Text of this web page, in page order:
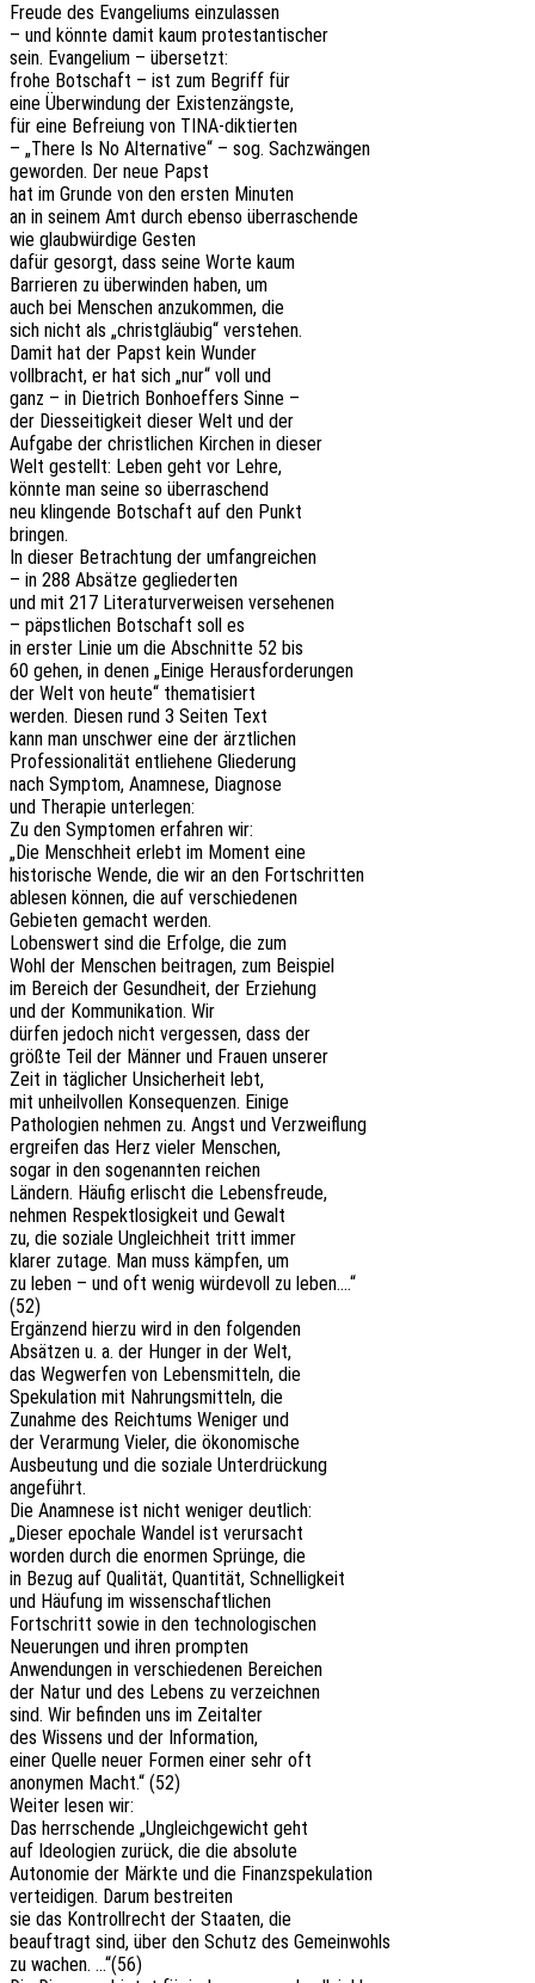
Freude des Evan­ge­li­ums einzulassen
– und könnte damit kaum protestantischer
sein. Evan­ge­li­um – übersetzt:
frohe Botschaft – ist zum Begriff für
eine Über­win­dung der Existenzängste,
für eine Befrei­ung von TINA-diktierten
– „There Is No Alter­na­ti­ve“ – sog. Sachzwängen
gewor­den. Der neue Papst
hat im Grunde von den ersten Minuten
an in seinem Amt durch ebenso überraschende
wie glaub­wür­di­ge Gesten
dafür gesorgt, dass seine Worte kaum
Barrie­ren zu über­win­den haben, um
auch bei Menschen anzu­kom­men, die
sich nicht als „christ­gläu­big“ verstehen.
Damit hat der Papst kein Wunder
voll­bracht, er hat sich „nur“ voll und
ganz – in Diet­rich Bonhoef­fers Sinne –
der Dies­sei­tig­keit dieser Welt und der
Aufga­be der christ­li­chen Kirchen in dieser
Welt gestellt: Leben geht vor Lehre,
könnte man seine so überraschend
neu klin­gen­de Botschaft auf den Punkt
bringen.
In dieser Betrach­tung der umfangreichen
– in 288 Absät­ze gegliederten
und mit 217 Lite­ra­tur­ver­wei­sen versehenen
– päpst­li­chen Botschaft soll es
in erster Linie um die Abschnit­te 52 bis
60 gehen, in denen „Einige Herausforderungen
der Welt von heute“ thematisiert
werden. Diesen rund 3 Seiten Text
kann man unschwer eine der ärztlichen
Profes­sio­na­li­tät entlie­he­ne Gliederung
nach Symptom, Anamne­se, Diagnose
und Thera­pie unterlegen:
Zu den Sympto­men erfah­ren wir:
„Die Mensch­heit erlebt im Moment eine
histo­ri­sche Wende, die wir an den Fortschritten
able­sen können, die auf verschiedenen
Gebie­ten gemacht werden.
Lobens­wert sind die Erfol­ge, die zum
Wohl der Menschen beitra­gen, zum Beispiel
im Bereich der Gesund­heit, der Erziehung
und der Kommu­ni­ka­ti­on. Wir
dürfen jedoch nicht verges­sen, dass der
größte Teil der Männer und Frauen unserer
Zeit in tägli­cher Unsi­cher­heit lebt,
mit unheil­vol­len Konse­quen­zen. Einige
Patho­lo­gien nehmen zu. Angst und Verzweiflung
ergrei­fen das Herz vieler Menschen,
sogar in den soge­nann­ten reichen
Ländern. Häufig erlischt die Lebensfreude,
nehmen Respekt­lo­sig­keit und Gewalt
zu, die sozia­le Ungleich­heit tritt immer
klarer zutage. Man muss kämp­fen, um
zu leben – und oft wenig würde­voll zu leben….“
(52)
Ergän­zend hierzu wird in den folgenden
Absät­zen u. a. der Hunger in der Welt,
das Wegwer­fen von Lebens­mit­teln, die
Speku­la­ti­on mit Nahrungs­mit­teln, die
Zunah­me des Reich­tums Weni­ger und
der Verar­mung Vieler, die ökonomische
Ausbeu­tung und die sozia­le Unterdrückung
angeführt.
Die Anamne­se ist nicht weni­ger deutlich:
„Dieser epocha­le Wandel ist verursacht
worden durch die enor­men Sprün­ge, die
in Bezug auf Quali­tät, Quan­ti­tät, Schnelligkeit
und Häufung im wissenschaftlichen
Fort­schritt sowie in den technologischen
Neue­run­gen und ihren prompten
Anwen­dun­gen in verschie­de­nen Bereichen
der Natur und des Lebens zu verzeichnen
sind. Wir befin­den uns im Zeitalter
des Wissens und der Information,
einer Quelle neuer Formen einer sehr oft
anony­men Macht.“ (52)
Weiter lesen wir:
Das herr­schen­de „Ungleich­ge­wicht geht
auf Ideo­lo­gien zurück, die die absolute
Auto­no­mie der Märkte und die Finanzspekulation
vertei­di­gen. Darum bestreiten
sie das Kontroll­recht der Staa­ten, die
beauf­tragt sind, über den Schutz des Gemeinwohls
zu wachen. …“(56)